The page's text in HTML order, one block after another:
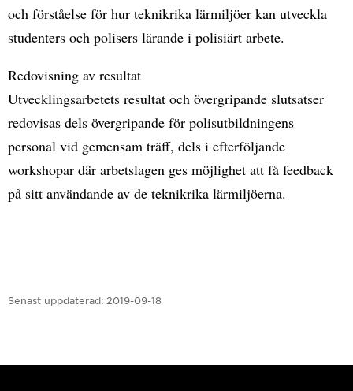
och förståelse för hur teknikrika lärmiljöer kan utveckla
studenters och polisers lärande i polisiärt arbete.
Redovisning av resultat
Utvecklingsarbetets resultat och övergripande slutsatser
redovisas dels övergripande för polisutbildningens
personal vid gemensam träff, dels i efterföljande
workshopar där arbetslagen ges möjlighet att få feedback
på sitt användande av de teknikrika lärmiljöerna.
Senast uppdaterad: 2019-09-18